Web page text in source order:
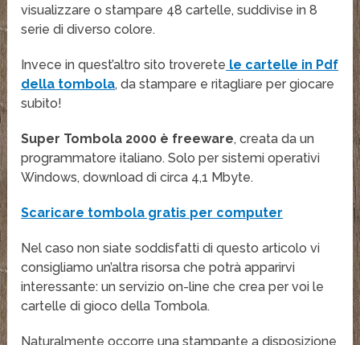
visualizzare o stampare 48 cartelle, suddivise in 8
serie di diverso colore.
Invece in quest’altro sito troverete le cartelle in Pdf
della tombola, da stampare e ritagliare per giocare
subito!
Super Tombola 2000 è freeware, creata da un
programmatore italiano. Solo per sistemi operativi
Windows, download di circa 4,1 Mbyte.
Scaricare tombola gratis per computer
Nel caso non siate soddisfatti di questo articolo vi
consigliamo un’altra risorsa che potrà apparirvi
interessante: un servizio on-line che crea per voi le
cartelle di gioco della Tombola.
Naturalmente occorre una stampante a disposizione